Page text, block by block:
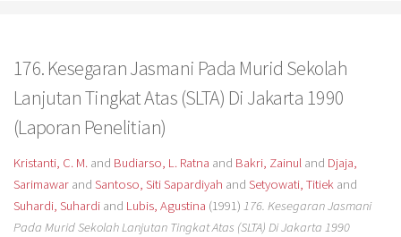
176. Kesegaran Jasmani Pada Murid Sekolah
Lanjutan Tingkat Atas (SLTA) Di Jakarta 1990
(Laporan Penelitian)
Kristanti, C. M.and Budiarso, L. Ratna and Bakri, Zainuland Djaja,
Sarimawarand Santoso, Siti Sapardiyah and Setyowati, Titiekand
Suhardi, Suhardiand Lubis, Agustina (1991) 176. Kesegaran Jasmani
Pada Murid Sekolah Lanjutan Tingkat Atas (SLTA) Di Jakarta 1990